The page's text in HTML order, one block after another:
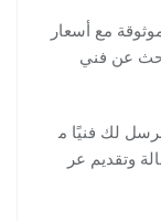
مع أسعار
عن فني
لك فنيًا م
وتقديم عر